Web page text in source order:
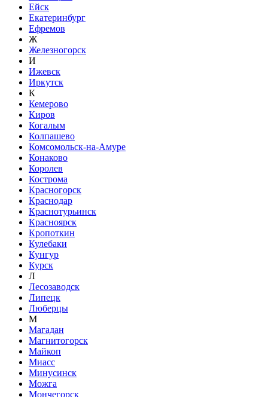
Ейск
Екатеринбург
Ефремов
Ж
Железногорск
И
Ижевск
Иркутск
К
Кемерово
Киров
Когалым
Колпашево
Комсомольск-на-Амуре
Конаково
Королев
Кострома
Красногорск
Краснодар
Краснотурьинск
Красноярск
Кропоткин
Кулебаки
Кунгур
Курск
Л
Лесозаводск
Липецк
Люберцы
М
Магадан
Магнитогорск
Майкоп
Миасс
Минусинск
Можга
Мончегорск